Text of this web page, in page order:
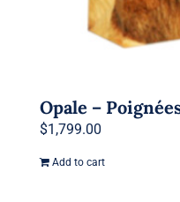
Opale –
$1,799.00
Add to cart